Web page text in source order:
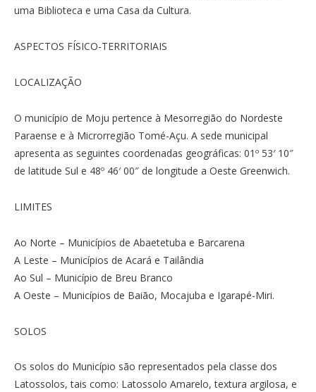
uma Biblioteca e uma Casa da Cultura.
ASPECTOS FÍSICO-TERRITORIAIS
LOCALIZAÇÃO
O município de Moju pertence à Mesorregião do Nordeste
Paraense e à Microrregião Tomé-Açu. A sede municipal
apresenta as seguintes coordenadas geográficas: 01º 53′ 10″
de latitude Sul e 48º 46′ 00″ de longitude a Oeste Greenwich.
LIMITES
Ao Norte – Municípios de Abaetetuba e Barcarena
A Leste – Municípios de Acará e Tailândia
Ao Sul – Município de Breu Branco
A Oeste – Municípios de Baião, Mocajuba e Igarapé-Miri.
SOLOS
Os solos do Município são representados pela classe dos
Latossolos, tais como: Latossolo Amarelo, textura argilosa, e